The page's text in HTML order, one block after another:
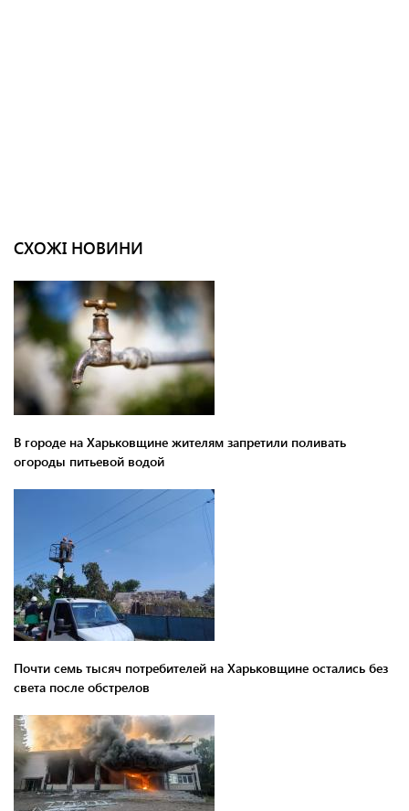
СХОЖІ НОВИНИ
В городе на Харьковщине жителям запретили поливать
огороды питьевой водой
Почти семь тысяч потребителей на Харьковщине остались без
света после обстрелов